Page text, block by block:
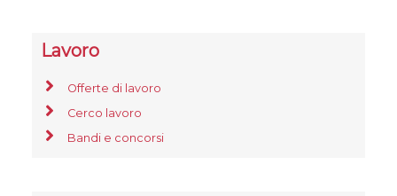
Lavoro
Offerte di lavoro
Cerco lavoro
Bandi e concorsi